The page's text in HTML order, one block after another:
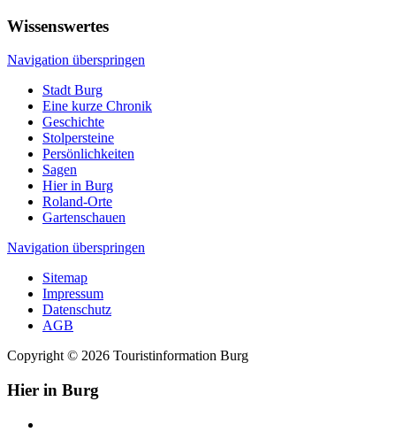
Wissenswertes
Navigation überspringen
Stadt Burg
Eine kurze Chronik
Geschichte
Stolpersteine
Persönlichkeiten
Sagen
Hier in Burg
Roland-Orte
Gartenschauen
Navigation überspringen
Sitemap
Impressum
Datenschutz
AGB
Copyright © 2026 Touristinformation Burg
Hier in Burg